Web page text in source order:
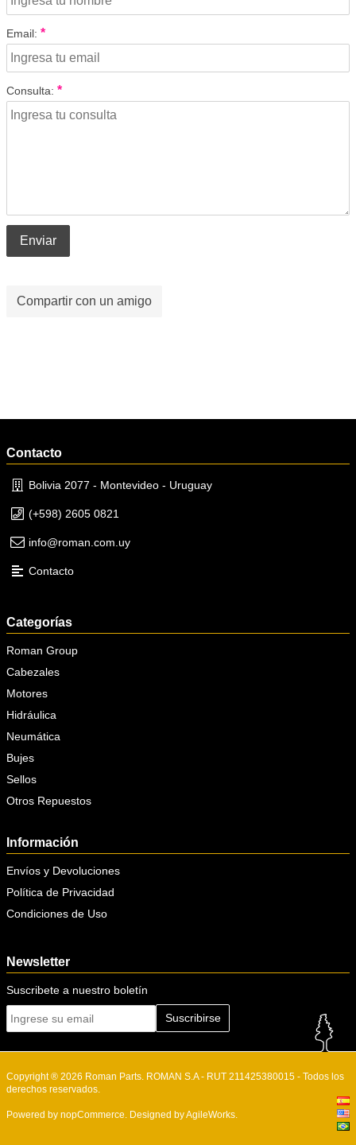
Email: *
Consulta: *
Enviar
Compartir con un amigo
Contacto
Bolivia 2077 - Montevideo - Uruguay
(+598) 2605 0821
info@roman.com.uy
Contacto
Categorías
Roman Group
Cabezales
Motores
Hidráulica
Neumática
Bujes
Sellos
Otros Repuestos
Información
Envíos y Devoluciones
Política de Privacidad
Condiciones de Uso
Newsletter
Suscribete a nuestro boletín
Suscribirse
Copyright ® 2026 Roman Parts. ROMAN S.A - RUT 211425380015 - Todos los
derechos reservados.
Powered by nopCommerce. Designed byAgileWorks.